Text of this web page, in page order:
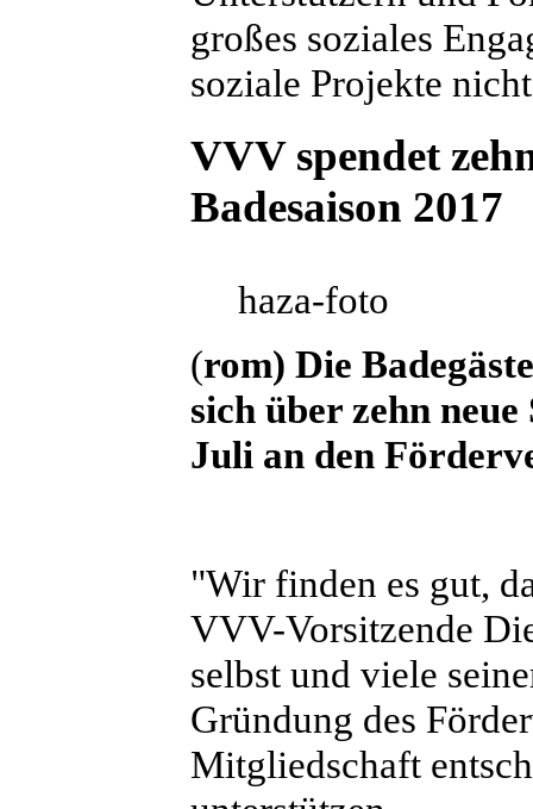
großes soziales
soziale Projekte
VVV spendet
Badesaison 2017
haza-foto
(rom) Die
sich über zehn
Juli an den
"Wir finden es gut,
VVV-Vorsitzende
selbst und viele
Gründung des
Mitgliedschaft